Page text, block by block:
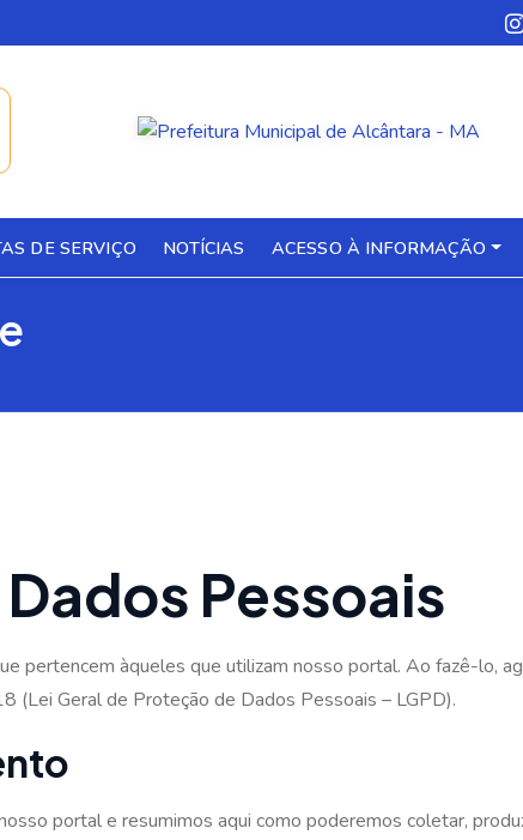
DE SERVIÇO NOTÍCIAS ACESSO À INFORMAÇÃO
Pessoais
pertencem àqueles que utilizam nosso portal. Ao fazê-lo,
Geral de Proteção de Dados Pessoais – LGPD).
portal e resumimos aqui como poderemos coletar,